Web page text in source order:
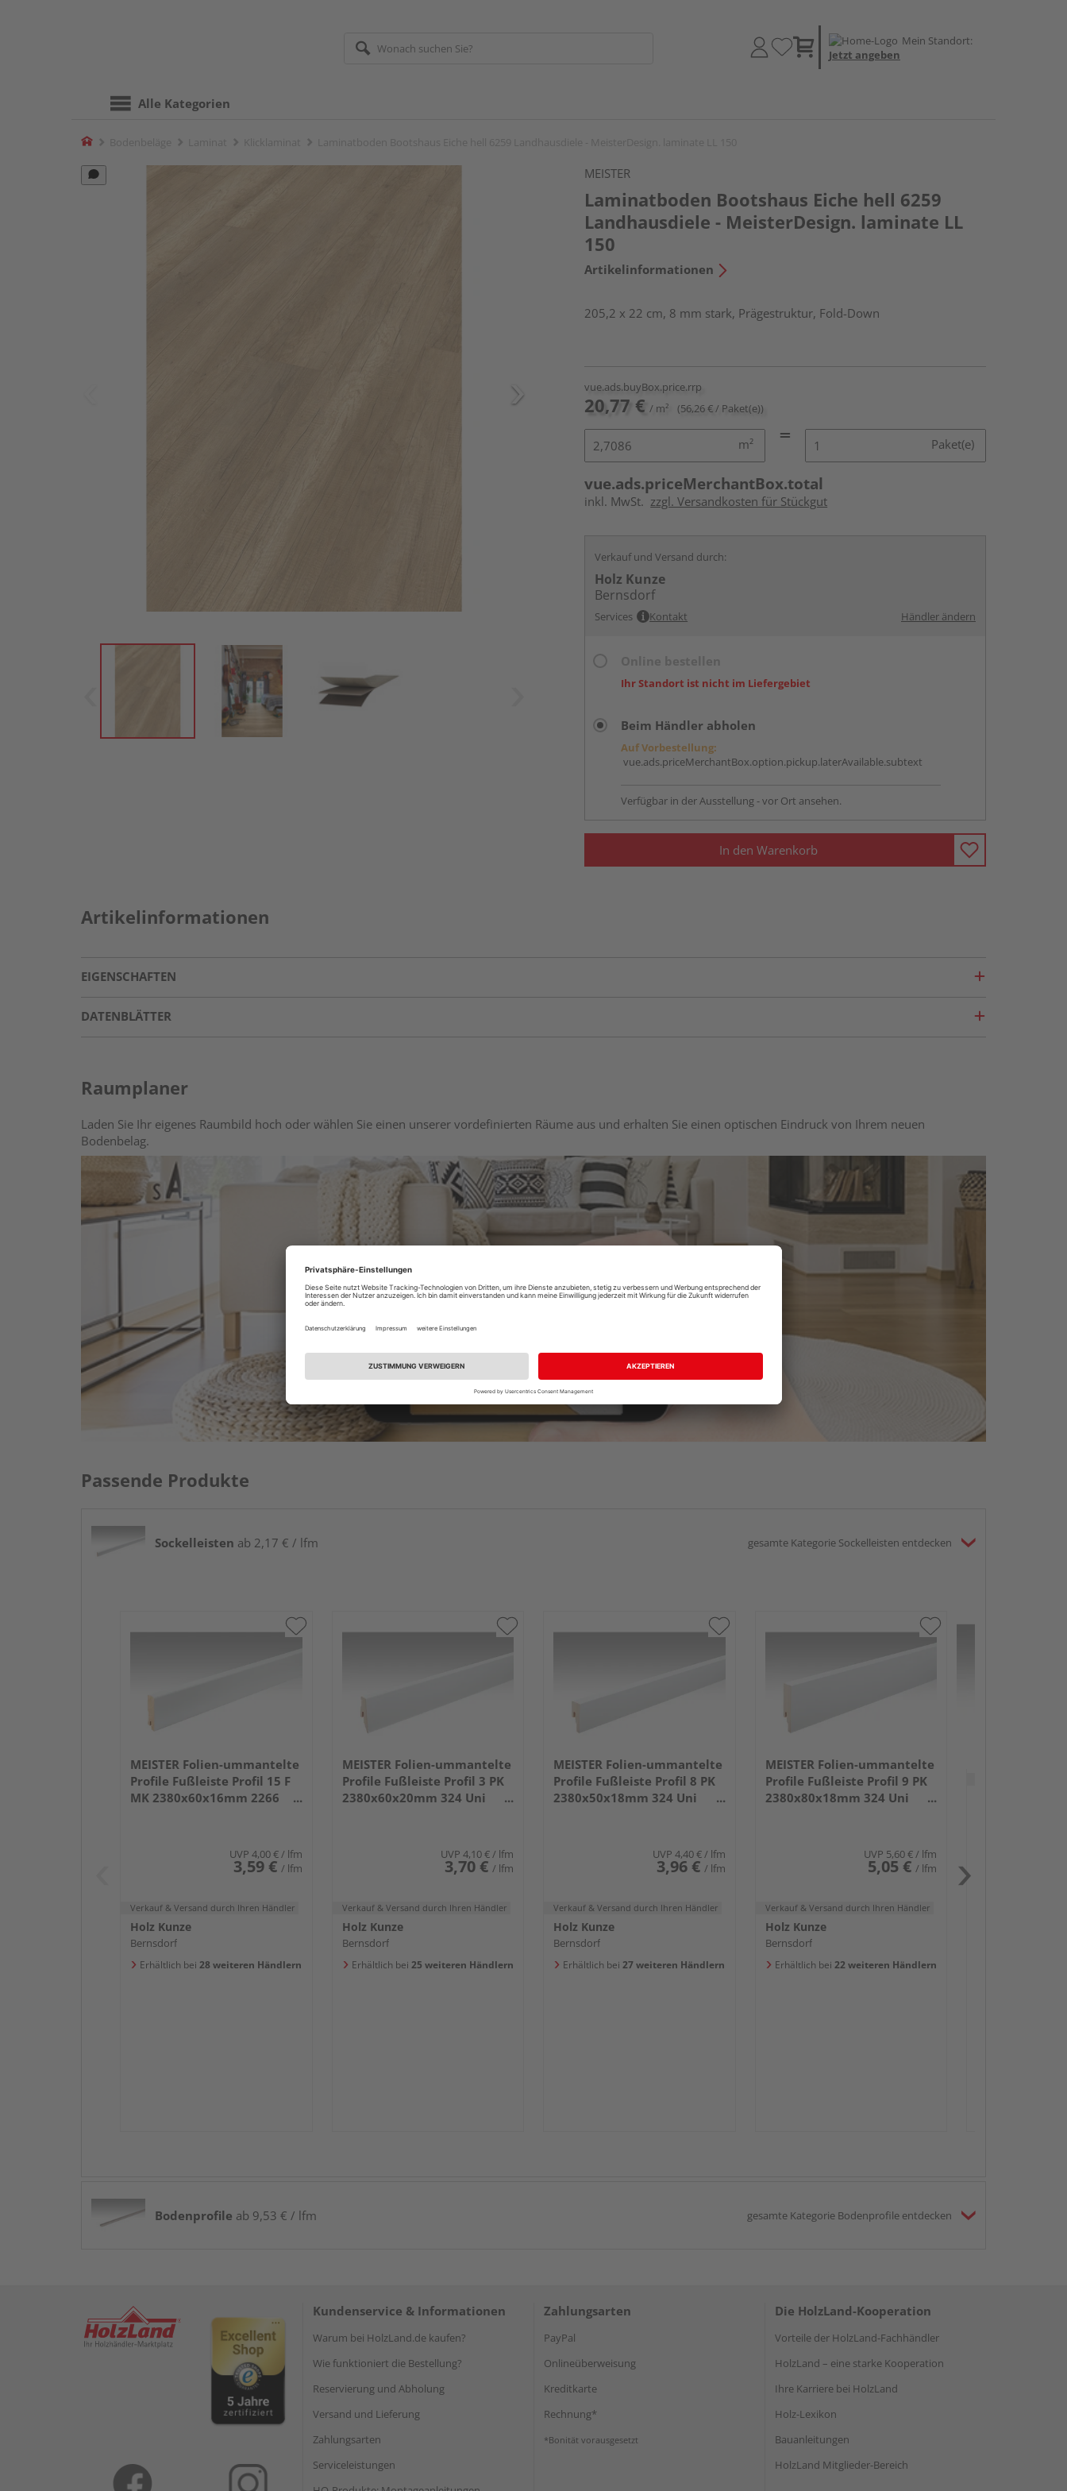
Mein Standort:
Jetzt angeben
Alle Kategorien
Home
MEISTER
Laminatboden Bootshaus Eiche hell 6259
Landhausdiele - MeisterDesign. laminate LL
150
Artikelinformationen
205,2 x 22 cm, 8 mm stark, Prägestruktur, Fold-Down
vue.ads.buyBox.price.rrp
20,77 € / m² (56,26 € / Paket(e))
m² Paket(e)
vue.ads.priceMerchantBox.total
inkl. MwSt. zzgl. Versandkosten für Stückgut
Verkauf und Versand durch:
Holz Kunze
Bernsdorf
Services Kontakt Händler ändern
Ihr Standort ist nicht im Liefergebiet
Beim Händler abholen
Auf Vorbestellung:
vue.ads.priceMerchantBox.option.pickup.laterAvailable.subtext
Verfügbar in der Ausstellung - vor Ort ansehen.
In den Warenkorb
Artikelinformationen
EIGENSCHAFTEN
DATENBLÄTTER
Raumplaner
Laden Sie Ihr eigenes Raumbild hoch oder wählen Sie einen unserer vordefinierten Räume aus und erhalten Sie einen optischen Eindruck von Ihrem neuen
Bodenbelag.
Raumplaner
Passende Produkte
Sockelleisten ab 2,17 € / lfm gesamte Kategorie Sockelleisten entdecken
MEISTER Folien-ummantelte
Profile Fußleiste Profil 15 F
MK 2380x60x16mm 2266
UVP 4,00 € / lfm
3,59 € / lfm
Verkauf & Versand durch Ihren Händler
Holz Kunze
Bernsdorf
Erhältlich bei 28 weiteren Händlern
MEISTER Folien-ummantelte
Profile Fußleiste Profil 3 PK
2380x60x20mm 324 Uni
UVP 4,10 € / lfm
3,70 € / lfm
Verkauf & Versand durch Ihren Händler
Holz Kunze
Bernsdorf
Erhältlich bei 25 weiteren Händlern
MEISTER Folien-ummantelte
Profile Fußleiste Profil 8 PK
2380x50x18mm 324 Uni
UVP 4,40 € / lfm
3,96 € / lfm
Verkauf & Versand durch Ihren Händler
Holz Kunze
Bernsdorf
Erhältlich bei 27 weiteren Händlern
MEISTER Folien-ummantelte
Profile Fußleiste Profil 9 PK
2380x80x18mm 324 Uni
UVP 5,60 € / lfm
5,05 € / lfm
Verkauf & Versand durch Ihren Händler
Holz Kunze
Bernsdorf
Erhältlich bei 22 weiteren Händlern
Bodenprofile ab 9,53 € / lfm gesamte Kategorie Bodenprofile entdecken
Kundenservice & Informationen
Warum bei HolzLand.de kaufen?
Wie funktioniert die Bestellung?
Reservierung und Abholung
Versand und Lieferung
Zahlungsarten
Serviceleistungen
Zahlungsarten
PayPal
Onlineüberweisung
Kreditkarte
Rechnung*
*Bonität vorausgesetzt
Die HolzLand-Kooperation
Vorteile der HolzLand-Fachhändler
HolzLand – eine starke Kooperation
Ihre Karriere bei HolzLand
Holz-Lexikon
Bauanleitungen
HolzLand Mitglieder-Bereich